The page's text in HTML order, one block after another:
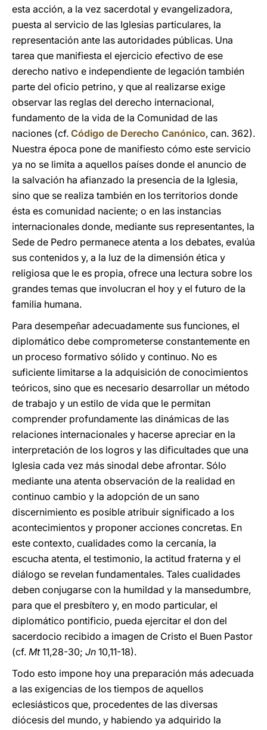
esta acción, a la vez sacerdotal y evangelizadora,
puesta al servicio de las Iglesias particulares, la
representación ante las autoridades públicas. Una
tarea que manifiesta el ejercicio efectivo de ese
derecho nativo e independiente de legación también
parte del oficio petrino, y que al realizarse exige
observar las reglas del derecho internacional,
fundamento de la vida de la Comunidad de las
naciones (cf. Código de Derecho Canónico, can. 362).
Nuestra época pone de manifiesto cómo este servicio
ya no se limita a aquellos países donde el anuncio de
la salvación ha afianzado la presencia de la Iglesia,
sino que se realiza también en los territorios donde
ésta es comunidad naciente; o en las instancias
internacionales donde, mediante sus representantes, la
Sede de Pedro permanece atenta a los debates, evalúa
sus contenidos y, a la luz de la dimensión ética y
religiosa que le es propia, ofrece una lectura sobre los
grandes temas que involucran el hoy y el futuro de la
familia humana.
Para desempeñar adecuadamente sus funciones, el
diplomático debe comprometerse constantemente en
un proceso formativo sólido y continuo. No es
suficiente limitarse a la adquisición de conocimientos
teóricos, sino que es necesario desarrollar un método
de trabajo y un estilo de vida que le permitan
comprender profundamente las dinámicas de las
relaciones internacionales y hacerse apreciar en la
interpretación de los logros y las dificultades que una
Iglesia cada vez más sinodal debe afrontar. Sólo
mediante una atenta observación de la realidad en
continuo cambio y la adopción de un sano
discernimiento es posible atribuir significado a los
acontecimientos y proponer acciones concretas. En
este contexto, cualidades como la cercanía, la
escucha atenta, el testimonio, la actitud fraterna y el
diálogo se revelan fundamentales. Tales cualidades
deben conjugarse con la humildad y la mansedumbre,
para que el presbítero y, en modo particular, el
diplomático pontificio, pueda ejercitar el don del
sacerdocio recibido a imagen de Cristo el Buen Pastor
(cf. Mt11,28-30; Jn 10,11-18).
Todo esto impone hoy una preparación más adecuada
a las exigencias de los tiempos de aquellos
eclesiásticos que, procedentes de las diversas
diócesis del mundo, y habiendo ya adquirido la